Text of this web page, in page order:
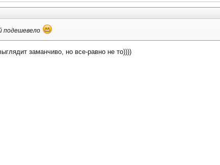
подешевело
заманчиво, но все-равно не то))))